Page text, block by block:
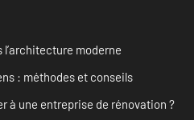
l’architecture moderne
: méthodes et conseils
à une entreprise de rénovation ?